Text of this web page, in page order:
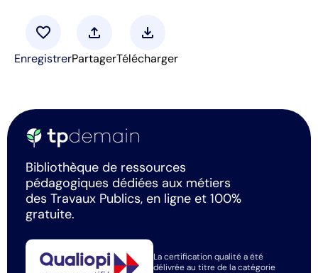
favorite
Enregistrer
upload
Partager
download
Télécharger
Bibliothèque de ressources
pédagogiques dédiées aux métiers
des Travaux Publics, en ligne et 100%
gratuite.
La certification qualité a été
délivrée au titre de la catégorie